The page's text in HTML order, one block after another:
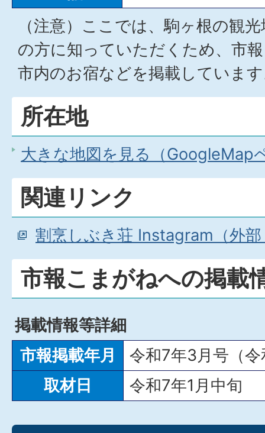
（注意）ここでは、駒ヶ根の観
の方に知っていただくため、市
市内のお宿などを掲載していま
所在地
大きな地図を見る（GoogleMap
関連リンク
割烹しぶき荘 Instagram（外
市報こまがねへの掲載
掲載情報等詳細
市報掲載年月
令和7年3月号（
取材日
令和7年1月中旬